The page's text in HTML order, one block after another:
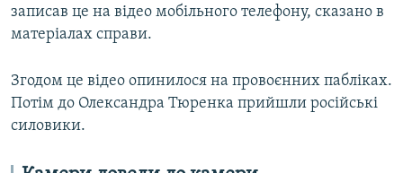
записав це на відео мобільного телефону, сказано в
матеріалах справи.
Згодом це відео опинилося на провоєнних пабліках.
Потім до Олександра Тюренка прийшли російські
силовики.